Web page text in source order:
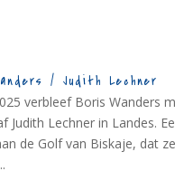
/ Judith Lechner
verbleef Boris Wanders
Judith Lechner in Landes.
de Golf van Biskaje, dat